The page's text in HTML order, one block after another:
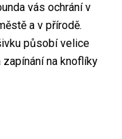
vás ochrání v
a v přírodě.
působí velice
na knoflíky